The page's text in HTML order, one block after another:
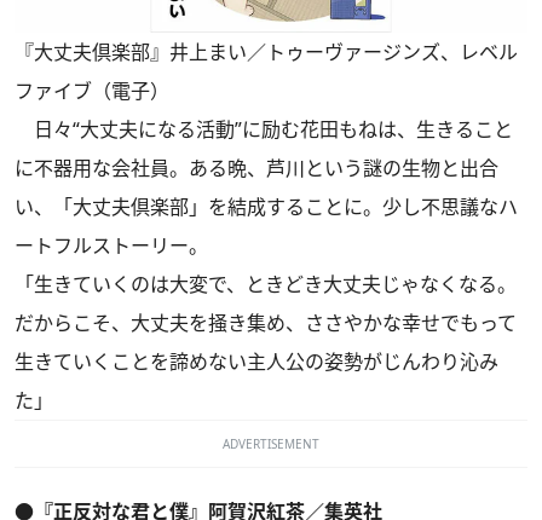
『大丈夫倶楽部』井上まい／トゥーヴァージンズ、レベル
ファイブ（電子）
日々“大丈夫になる活動”に励む花田もねは、生きること
に不器用な会社員。ある晩、芦川という謎の生物と出合
い、「大丈夫倶楽部」を結成することに。少し不思議なハ
ートフルストーリー。
「生きていくのは大変で、ときどき大丈夫じゃなくなる。
だからこそ、大丈夫を掻き集め、ささやかな幸せでもって
生きていくことを諦めない主人公の姿勢がじんわり沁み
た」
ADVERTISEMENT
●『正反対な君と僕』阿賀沢紅茶／集英社